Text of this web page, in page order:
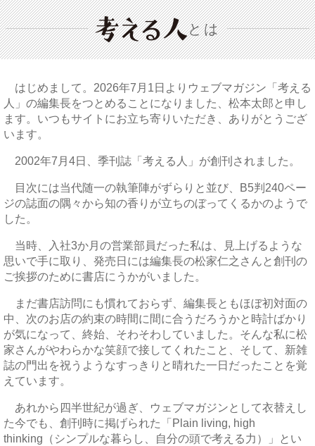
とは
はじめまして。2026年7月1日よりウェブマガジン「考える
人」の編集長をつとめることになりました、松本太郎と申し
ます。いつもサイトにお立ち寄りいただき、ありがとうござ
います。
2002年7月4日、季刊誌「考える人」が創刊されました。
目次には当代随一の執筆陣がずらりと並び、B5判240ペー
ジの誌面の隅々から知の香りが立ちのぼってくるかのようで
した。
当時、入社3か月の営業部員だった私は、見上げるような
思いで手に取り、発売日には編集長の松家仁之さんと創刊の
ご挨拶のために書店にうかがいました。
まだ書店訪問にも慣れておらず、編集長ともほぼ初対面の
中、次のお店の約束の時間に間に合うだろうかと時計ばかり
が気になって、終始、そわそわしていました。そんな私に松
家さんがやわらかな笑顔で接してくれたこと、そして、新雑
誌の門出を祝うようなすっきりと晴れた一日だったことを覚
えています。
あれから四半世紀が過ぎ、ウェブマガジンとして衣替えし
た今でも、創刊時に掲げられた「Plain living, high
thinking（シンプルな暮らし、自分の頭で考える力）」とい